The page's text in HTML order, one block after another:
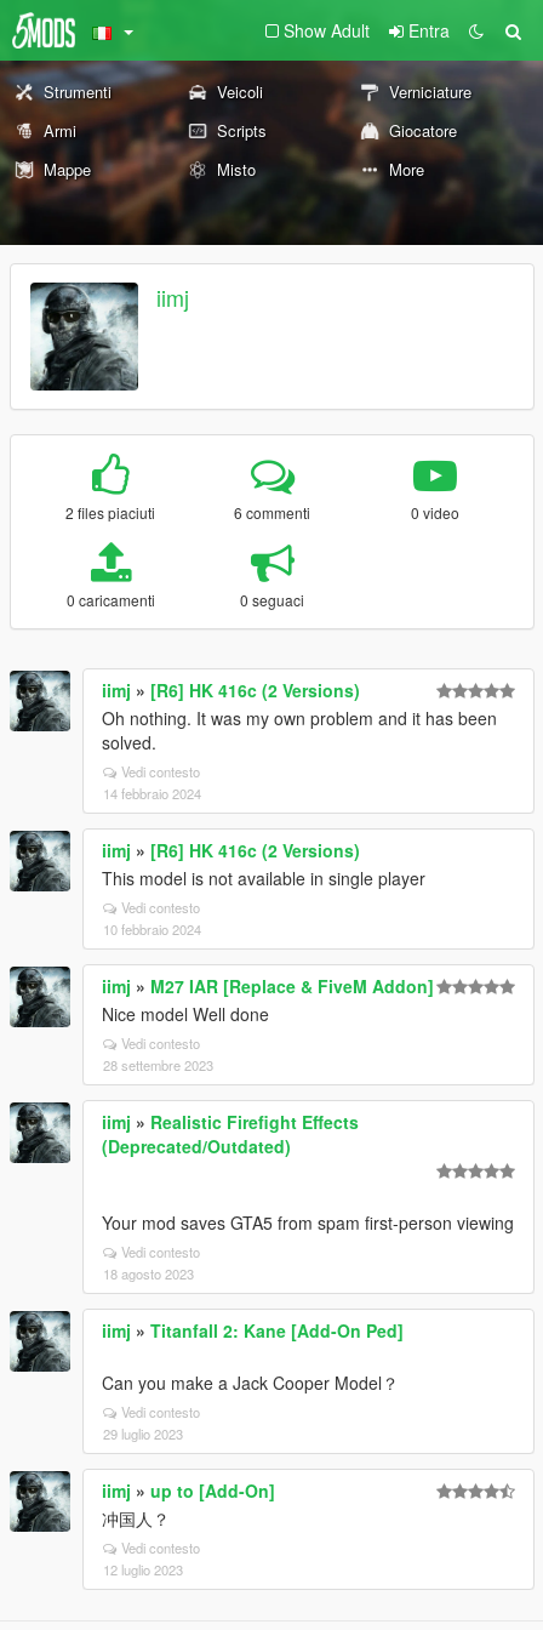
Show Adult Entra
Strumenti Veicoli
Verniciature
Armi
Scripts
Giocatore
Mappe
Misto More
iimj
2 files piaciuti 6 commenti 0 video
0 caricamenti 0 seguaci
iimj » [R6] HK 416c (2 Versions)
Oh nothing. It was my own problem and it has been
solved.
Vedi contesto
14 febbraio 2024
iimj » [R6] HK 416c (2 Versions)
This model is not available in single player
Vedi contesto
10 febbraio 2024
iimj » M27 IAR [Replace & FiveM Addon]
Nice model Well done
Vedi contesto
28 settembre 2023
iimj » Realistic Firefight Effects
(Deprecated/Outdated)
Your mod saves GTA5 from spam first-person viewing
Vedi contesto
18 agosto 2023
iimj » Titanfall 2: Kane [Add-On Ped]
Can you make a Jack Cooper Model？
Vedi contesto
29 luglio 2023
iimj » up to [Add-On]
冲国人？
Vedi contesto
12 luglio 2023